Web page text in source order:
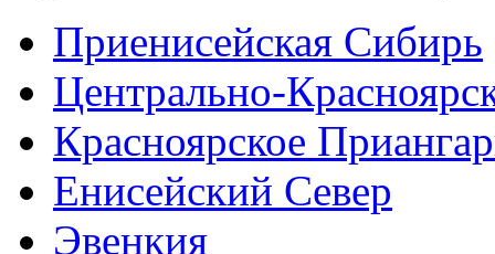
Приенисейская Сибирь
Центрально-
Красноярское
Енисейский Север
Эвенкия